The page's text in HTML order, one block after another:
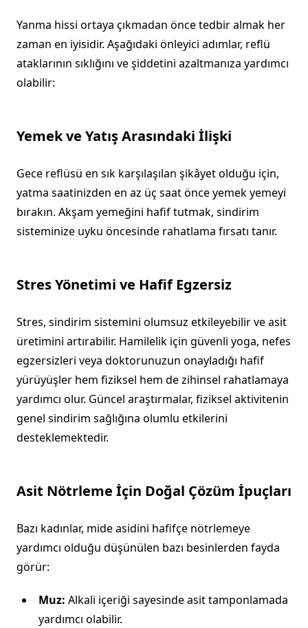
Yanma hissi ortaya çıkmadan önce tedbir almak her
zaman en iyisidir. Aşağıdaki önleyici adımlar, reflü
ataklarının sıklığını ve şiddetini azaltmanıza yardımcı
olabilir:
Yemek ve Yatış Arasındaki İlişki
Gece reflüsü en sık karşılaşılan şikâyet olduğu için,
yatma saatinizden en az üç saat önce yemek yemeyi
bırakın. Akşam yemeğini hafif tutmak, sindirim
sisteminize uyku öncesinde rahatlama fırsatı tanır.
Stres Yönetimi ve Hafif Egzersiz
Stres, sindirim sistemini olumsuz etkileyebilir ve asit
üretimini artırabilir. Hamilelik için güvenli yoga, nefes
egzersizleri veya doktorunuzun onayladığı hafif
yürüyüşler hem fiziksel hem de zihinsel rahatlamaya
yardımcı olur. Güncel araştırmalar, fiziksel aktivitenin
genel sindirim sağlığına olumlu etkilerini
desteklemektedir.
Asit Nötrleme İçin Doğal Çözüm İpuçları
Bazı kadınlar, mide asidini hafifçe nötrlemeye
yardımcı olduğu düşünülen bazı besinlerden fayda
görür:
Muz: Alkali içeriği sayesinde asit tamponlamada
yardımcı olabilir.